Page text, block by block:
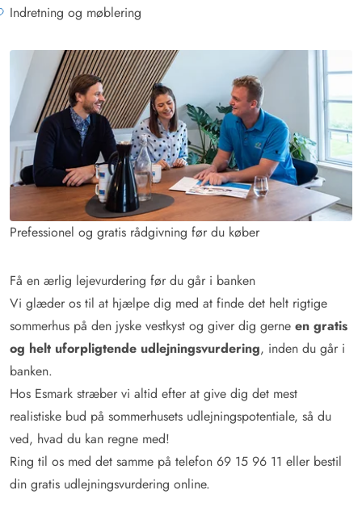
Indretning og møblering
Prefessionel og gratis rådgivning før du køber
Få en ærlig lejevurdering før du går i banken
Vi glæder os til at hjælpe dig med at finde det helt rigtige
sommerhus på den jyske vestkyst og giver dig gerne en gratis
og helt uforpligtende udlejningsvurdering, inden du går i
banken.
Hos Esmark stræber vi altid efter at give dig det mest
realistiske bud på sommerhusets udlejningspotentiale, så du
ved, hvad du kan regne med!
Ring til os med det samme på telefon 69 15 96 11 eller bestil
din gratis udlejningsvurdering online.